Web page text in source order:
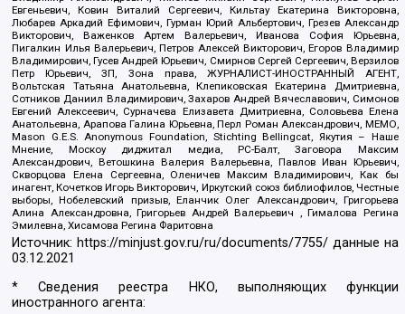
Евгеньевич, Ковин Виталий Сергеевич, Кильтау Екатерина Викторовна,
Любарев Аркадий Ефимович, Гурман Юрий Альбертович, Грезев Александр
Викторович, Важенков Артем Валерьевич, Иванова София Юрьевна,
Пигалкин Илья Валерьевич, Петров Алексей Викторович, Егоров Владимир
Владимирович, Гусев Андрей Юрьевич, Смирнов Сергей Сергеевич, Верзилов
Петр Юрьевич, ЗП, Зона права, ЖУРНАЛИСТ-ИНОСТРАННЫЙ АГЕНТ,
Вольтская Татьяна Анатольевна, Клепиковская Екатерина Дмитриевна,
Сотников Даниил Владимирович, Захаров Андрей Вячеславович, Симонов
Евгений Алексеевич, Сурначева Елизавета Дмитриевна, Соловьева Елена
Анатольевна, Арапова Галина Юрьевна, Перл Роман Александрович, МЕМО,
Mason G.E.S. Anonymous Foundation, Stichting Bellingcat, Якутия – Наше
Мнение, Москоу диджитал медиа, РС-Балт, Заговора Максим
Александрович, Ветошкина Валерия Валерьевна, Павлов Иван Юрьевич,
Скворцова Елена Сергеевна, Оленичев Максим Владимирович, Как бы
инагент, Кочетков Игорь Викторович, Иркутский союз библиофилов, Честные
выборы, Нобелевский призыв, Еланчик Олег Александрович, Григорьева
Алина Александровна, Григорьев Андрей Валерьевич , Гималова Регина
Эмилевна, Хисамова Регина Фаритовна
Источник: https://minjust.gov.ru/ru/documents/7755/ данные на
03.12.2021
* Сведения реестра НКО, выполняющих функции
иностранного агента: